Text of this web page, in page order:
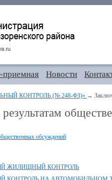
приемная Новости
КОНТРОЛЬ (№ 248-ФЗ)» →
обсуждений
ЖИЛИЩНЫЙ КОНТРОЛЬ